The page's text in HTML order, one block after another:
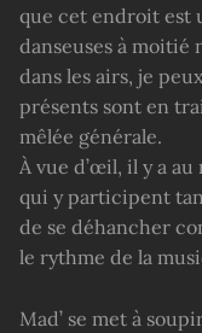
que cet endroit est
danseuses à moitié
dans les airs, je
présents sont en
mêlée générale.
À vue d’œil, il y a
qui y participent
de se déhancher
le rythme de la
Mad’ se met à